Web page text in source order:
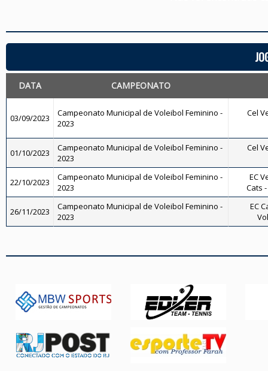
DATA CAMPEONATO
03/09/2023
Campeonato Municipal de Voleibol Feminino -
2023
Cel
01/10/2023
Campeonato Municipal de Voleibol Feminino -
2023
Cel
22/10/2023
Campeonato Municipal de Voleibol Feminino -
2023
EC
Cats
26/11/2023
Campeonato Municipal de Voleibol Feminino -
2023
EC